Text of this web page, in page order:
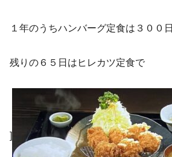
１年のうちハンバーグ定食は３００日
残りの６５日はヒレカツ定食で
]